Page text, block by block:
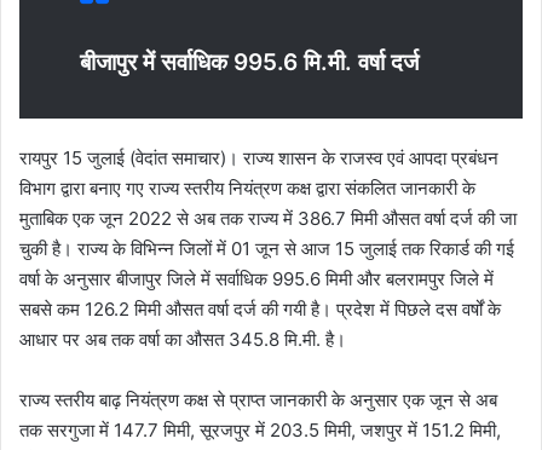
बीजापुर में सर्वाधिक 995.6 मि.मी. वर्षा दर्ज
रायपुर 15 जुलाई (वेदांत समाचार)। राज्य शासन के राजस्व एवं आपदा प्रबंधन
विभाग द्वारा बनाए गए राज्य स्तरीय नियंत्रण कक्ष द्वारा संकलित जानकारी के
मुताबिक एक जून 2022 से अब तक राज्य में 386.7 मिमी औसत वर्षा दर्ज की जा
चुकी है। राज्य के विभिन्न जिलों में 01 जून से आज 15 जुलाई तक रिकार्ड की गई
वर्षा के अनुसार बीजापुर जिले में सर्वाधिक 995.6 मिमी और बलरामपुर जिले में
सबसे कम 126.2 मिमी औसत वर्षा दर्ज की गयी है। प्रदेश में पिछले दस वर्षों के
आधार पर अब तक वर्षा का औसत 345.8 मि.मी. है।
राज्य स्तरीय बाढ़ नियंत्रण कक्ष से प्राप्त जानकारी के अनुसार एक जून से अब
तक सरगुजा में 147.7 मिमी, सूरजपुर में 203.5 मिमी, जशपुर में 151.2 मिमी,